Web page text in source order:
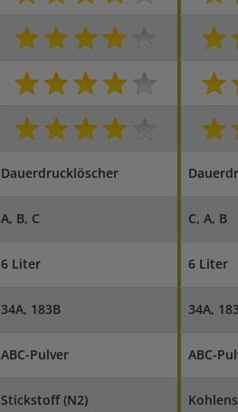
Dauerdrucklöscher
A, B, C C, A, B
6 Liter 6 Liter
34A, 183B 34A,
ABC-Pulver ABC-
Stickstoff (N2)